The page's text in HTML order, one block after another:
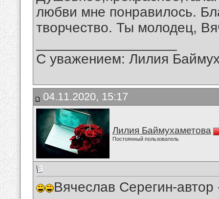
любви мне понравилось.
творчество. Ты молодец,
С уважением: Лилия
04.11.2020, 15:17
Лилия Баймухаметова
Постоянный пользователь
Вячеслав Серегин-